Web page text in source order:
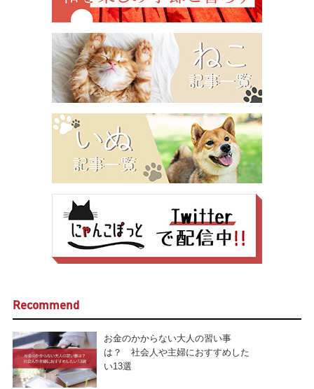
Recommend
お金のかからない大人の習い事
は？ 社会人や主婦におすすめした
い13選